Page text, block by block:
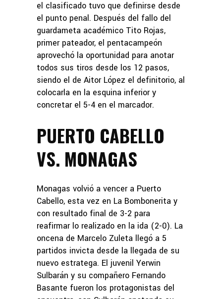
el clasificado tuvo que definirse desde
el punto penal. Después del fallo del
guardameta académico Tito Rojas,
primer pateador, el pentacampeón
aprovechó la oportunidad para anotar
todos sus tiros desde los 12 pasos,
siendo el de Aitor López el definitorio, al
colocarla en la esquina inferior y
concretar el 5-4 en el marcador.
PUERTO CABELLO
VS. MONAGAS
Monagas volvió a vencer a Puerto
Cabello, esta vez en La Bombonerita y
con resultado final de 3-2 para
reafirmar lo realizado en la ida (2-0). La
oncena de Marcelo Zuleta llegó a 5
partidos invicta desde la llegada de su
nuevo estratega. El juvenil Yerwin
Sulbarán y su compañero Fernando
Basante fueron los protagonistas del